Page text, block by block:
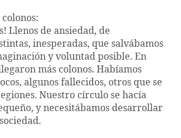
Llenos de ansiedad, de
inesperadas, que salvábamos
y voluntad posible. En
más colonos. Habíamos
algunos fallecidos, otros que se
Nuestro círculo se hacía
y necesitábamos desarrollar